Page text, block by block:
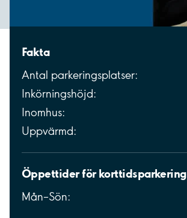
Fakta
Antal parkeringsplatser:
Inkörningshöjd:
Inomhus:
Uppvärmd:
Öppettider för korttidsparkering
Mån–Sön: